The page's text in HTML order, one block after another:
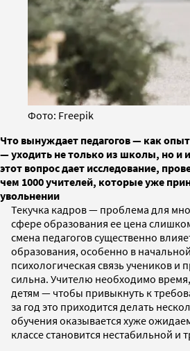
Фото: Freepik
Что вынуждает педагогов — как
— уходить не только из школы, но и
этот вопрос дает исследование,
чем 1000 учителей, которые уже
увольнении
Текучка кадров — проблема для
сфере образования ее цена
смена педагогов существенно
образования, особенно в
психологическая связь учеников и
сильна. Учителю необходимо время,
детям — чтобы привыкнуть к
за год это приходится делать
обучения оказывается хуже
классе становится нестабильной и